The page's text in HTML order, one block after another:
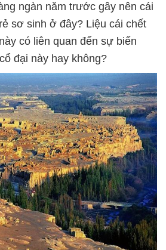
ngàn năm trước gây nên cái
sơ sinh ở đây? Liệu cái chết
có liên quan đến sự biến
đại này hay không?